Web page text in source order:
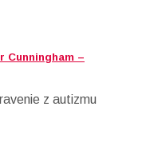
Cunningham –
z autizmu